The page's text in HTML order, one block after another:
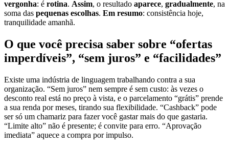
vergonha: é rotina. Assim, o resultado aparece, gradualmente, na
soma das pequenas escolhas. Em resumo: consistência hoje,
tranquilidade amanhã.
O que você precisa saber sobre “ofertas
imperdíveis”, “sem juros” e “facilidades”
Existe uma indústria de linguagem trabalhando contra a sua
organização. “Sem juros” nem sempre é sem custo: às vezes o
desconto real está no preço à vista, e o parcelamento “grátis” prende
a sua renda por meses, tirando sua flexibilidade. “Cashback” pode
ser só um chamariz para fazer você gastar mais do que gastaria.
“Limite alto” não é presente; é convite para erro. “Aprovação
imediata” aquece a compra por impulso.